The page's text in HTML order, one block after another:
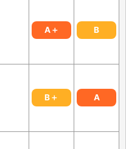
A＋ B
B＋ A